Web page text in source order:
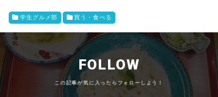
学生グルメ部 買う・食べる
FOLLOW